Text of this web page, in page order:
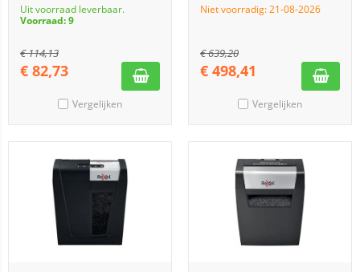
Uit voorraad leverbaar.
Voorraad: 9
€114,13
€ 82,73
Vergelijken
Niet voorradig: 21-08-2026
€639,20
€ 498,41
Vergelijken